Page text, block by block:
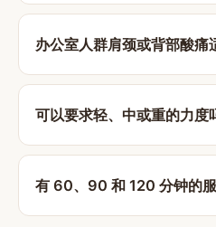
办公室人群肩颈或背部酸痛
可以要求轻、中或重的力度
有 60、90 和 120 分钟的